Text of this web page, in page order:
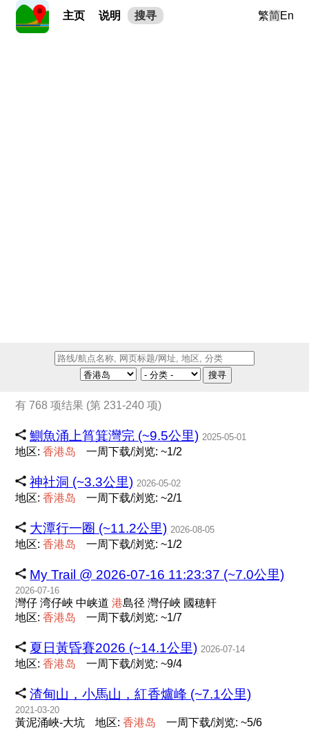
主页 说明 搜寻 繁简En
搜寻
有 768 项结果 (第 231-240 项)
鰂魚涌上筲箕灣完 (~9.5公里) 2025-05-01
地区:香港岛 一周下载/浏览: ~1/2
神社洞 (~3.3公里) 2026-05-02
地区:香港岛 一周下载/浏览: ~2/1
大潭行一圈 (~11.2公里) 2026-08-05
地区:香港岛 一周下载/浏览: ~1/2
My Trail @ 2026-07-16 11:23:37 (~7.0公里)
2026-07-16
灣仔 湾仔峽 中峡道港島径 灣仔峽 國穂軒
地区:香港岛 一周下载/浏览: ~1/7
夏日黃昏賽2026 (~14.1公里) 2026-07-14
地区:香港岛 一周下载/浏览: ~9/4
渣甸山，小馬山，紅香爐峰 (~7.1公里)
2021-03-20
黃泥涌峽-大坑 地区:香港岛 一周下载/浏览: ~5/6